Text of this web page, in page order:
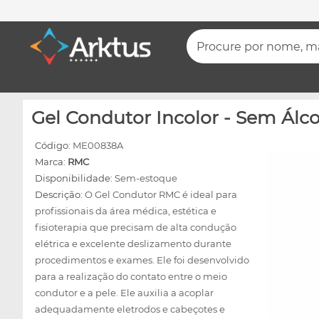
Procure por nome,
Gel Condutor Incolor - Sem
Código: ME00838A
Marca: RMC
Disponibilidade: Sem-estoque
Descrição: O Gel Condutor RMC é ideal para
profissionais da área médica, estética e
fisioterapia que precisam de alta condução
elétrica e excelente deslizamento durante
procedimentos e exames. Ele foi desenvolvido
para a realização do contato entre o meio
condutor e a pele. Ele auxilia a acoplar
adequadamente eletrodos e cabeçotes e